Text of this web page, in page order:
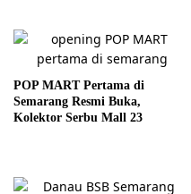
POP MART Pertama di
Semarang Resmi Buka,
Kolektor Serbu Mall 23